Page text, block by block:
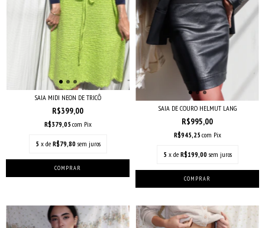
SAIA MIDI NEON DE TRICÔ
R$399,00
R$379,05com Pix
5 x de R$79,80 sem juros
SAIA DE COURO HELMUT LANG
R$995,00
R$945,25com Pix
5 x de R$199,00 sem juros